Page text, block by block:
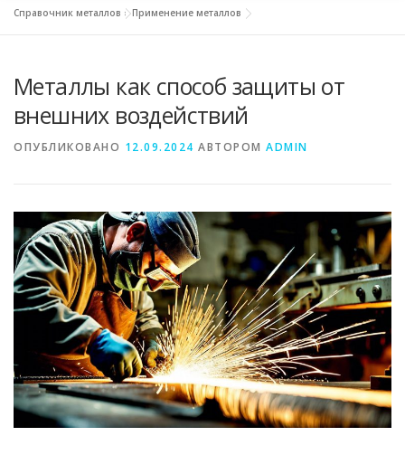
МЕТАЛЛЫ И ОКРУЖАЮЩАЯ СРЕДА
СВОЙСТВА МЕТАЛЛОВ СОРТА МЕТАЛЛОВ
СТАТЬИ
Справочник металлов »Применение металлов
Металлы как способ защиты от
внешних воздействий
ОПУБЛИКОВАНО 12.09.2024 АВТОРОМ ADMIN